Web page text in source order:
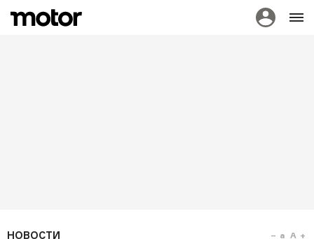
НОВОСТИ a A